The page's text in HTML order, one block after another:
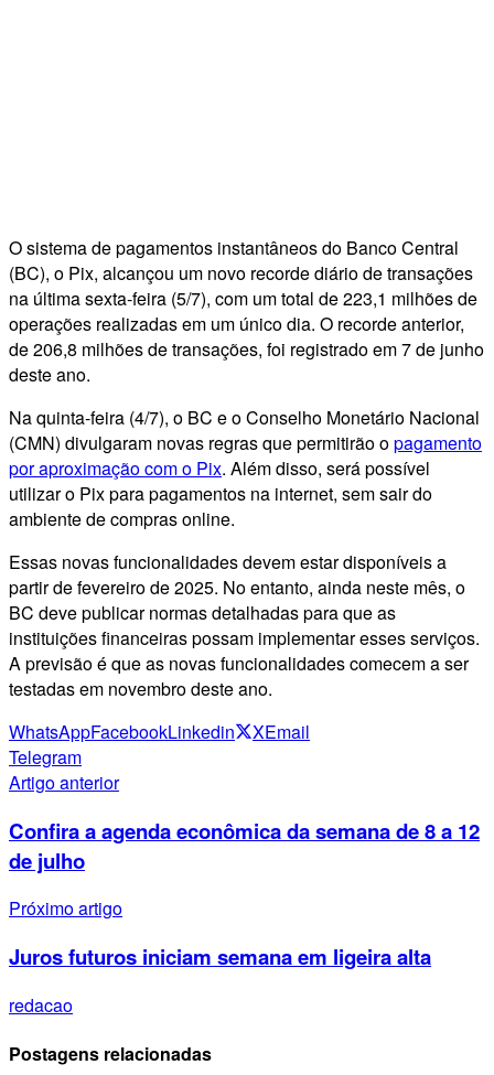
O sistema de pagamentos instantâneos do Banco Central
(BC), o Pix, alcançou um novo recorde diário de transações
na última sexta-feira (5/7), com um total de 223,1 milhões de
operações realizadas em um único dia. O recorde anterior,
de 206,8 milhões de transações, foi registrado em 7 de junho
deste ano.
Na quinta-feira (4/7), o BC e o Conselho Monetário Nacional
(CMN) divulgaram novas regras que permitirão opagamento
por aproximação com o Pix. Além disso, será possível
utilizar o Pix para pagamentos na internet, sem sair do
ambiente de compras online.
Essas novas funcionalidades devem estar disponíveis a
partir de fevereiro de 2025. No entanto, ainda neste mês, o
BC deve publicar normas detalhadas para que as
instituições financeiras possam implementar esses serviços.
A previsão é que as novas funcionalidades comecem a ser
testadas em novembro deste ano.
WhatsAppFacebookLinkedin XEmail
Telegram
Artigo anterior
Confira a agenda econômica da semana de 8 a 12
de julho
Próximo artigo
Juros futuros iniciam semana em ligeira alta
redacao
Postagens relacionadas